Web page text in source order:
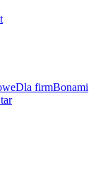
Dla firmBonami